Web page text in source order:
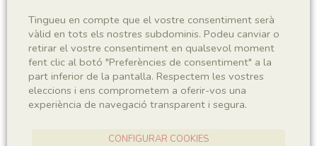
Sigla
IEI-2677
Taxonomia
Regne Phyllum
Tingueu en compte que el vostre consentiment serà
vàlid en tots els nostres subdominis. Podeu canviar o
retirar el vostre consentiment en qualsevol moment
fent clic al botó "Preferències de consentiment" a la
part inferior de la pantalla. Respectem les vostres
eleccions i ens comprometem a oferir-vos una
experiència de navegació transparent i segura.
CONFIGURAR COOKIES